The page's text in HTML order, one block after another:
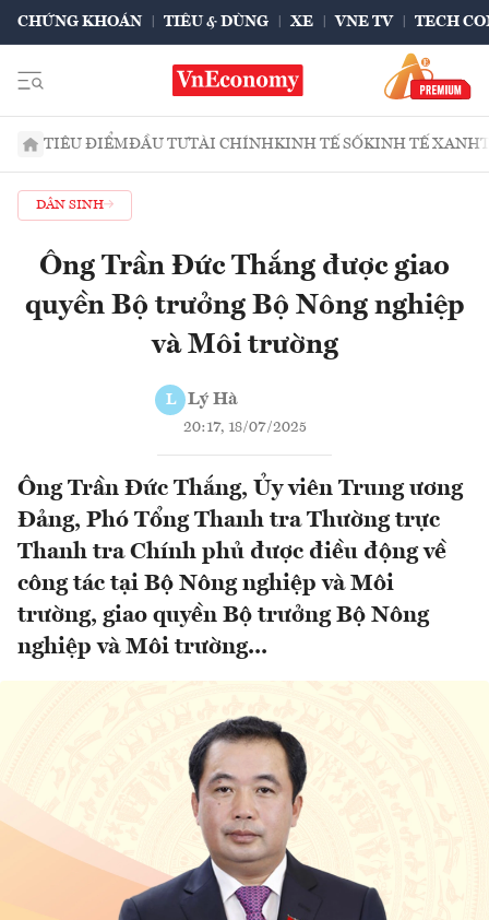
CHỨNG KHOÁN TIÊU & DÙNG XE VNE TV TECH
TIÊU ĐIỂMĐẦU TƯTÀI CHÍNHKINH TẾ SỐKINH TẾ XANH
DÂN SINH
Ông Trần Đức Thắng được giao
quyền Bộ trưởng Bộ Nông nghiệp
và Môi trường
L Lý Hà
20:17, 18/07/2025
Ông Trần Đức Thắng, Ủy viên Trung ương
Đảng, Phó Tổng Thanh tra Thường trực
Thanh tra Chính phủ được điều động về
công tác tại Bộ Nông nghiệp và Môi
trường, giao quyền Bộ trưởng Bộ Nông
nghiệp và Môi trường...